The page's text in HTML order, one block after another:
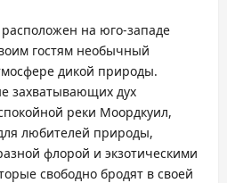
на юго-западе
гостям необычный
дикой природы.
захватывающих дух
реки Моордкуил,
любителей природы,
флорой и экзотическими
свободно бродят в своей